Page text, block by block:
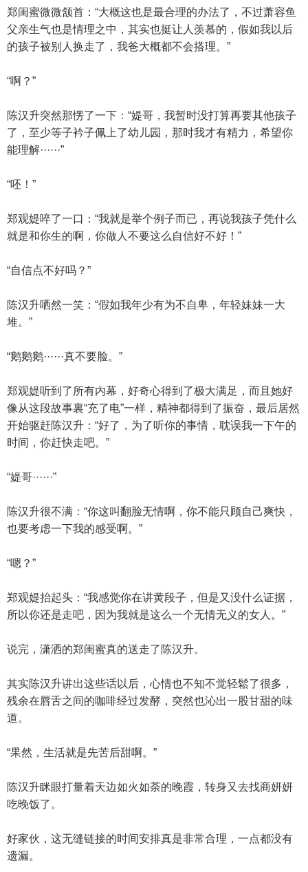
郑闺蜜微微颔首：“大概这也是最合理的办法了，不过萧容鱼
父亲生气也是情理之中，其实也挺让人羡慕的，假如我以后
的孩子被别人换走了，我爸大概都不会搭理。”
“啊？”
陈汉升突然那愣了一下：“媞哥，我暂时没打算再要其他孩子
了，至少等子衿子佩上了幼儿园，那时我才有精力，希望你
能理解······”
“呸！”
郑观媞啐了一口：“我就是举个例子而已，再说我孩子凭什么
就是和你生的啊，你做人不要这么自信好不好！”
“自信点不好吗？”
陈汉升哂然一笑：“假如我年少有为不自卑，年轻妹妹一大
堆。”
“鹅鹅鹅······真不要脸。”
郑观媞听到了所有内幕，好奇心得到了极大满足，而且她好
像从这段故事裏“充了电”一样，精神都得到了振奋，最后居然
开始驱赶陈汉升：“好了，为了听你的事情，耽误我一下午的
时间，你赶快走吧。”
“媞哥······”
陈汉升很不满：“你这叫翻脸无情啊，你不能只顾自己爽快，
也要考虑一下我的感受啊。”
“嗯？”
郑观媞抬起头：“我感觉你在讲黄段子，但是又没什么证据，
所以你还是走吧，因为我就是这么一个无情无义的女人。”
说完，潇洒的郑闺蜜真的送走了陈汉升。
其实陈汉升讲出这些话以后，心情也不知不觉轻鬆了很多，
残余在唇舌之间的咖啡经过发酵，突然也沁出一股甘甜的味
道。
“果然，生活就是先苦后甜啊。”
陈汉升眯眼打量着天边如火如荼的晚霞，转身又去找商妍妍
吃晚饭了。
好家伙，这无缝链接的时间安排真是非常合理，一点都没有
遗漏。